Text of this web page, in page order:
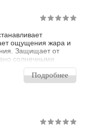
ощущения жара и
Защищает от
солнечными
радикалы и
приводит к
коллагена и
Подробнее